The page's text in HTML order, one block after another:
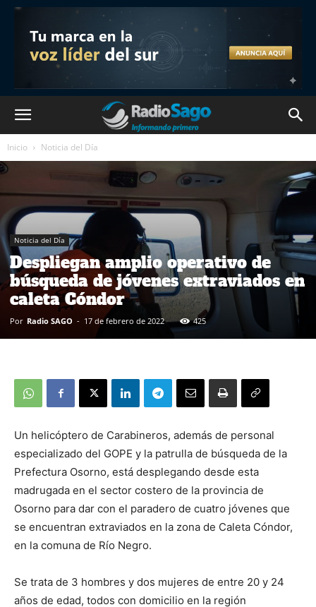
Inicio Noticia del Día
Noticia del Día
Despliegan amplio operativo de
búsqueda de jóvenes extraviados en
caleta Cóndor
Por Radio SAGO - 17 de febrero de 2022 425
Un helicóptero de Carabineros, además de personal
especializado del GOPE y la patrulla de búsqueda de la
Prefectura Osorno, está desplegando desde esta
madrugada en el sector costero de la provincia de
Osorno para dar con el paradero de cuatro jóvenes que
se encuentran extraviados en la zona de Caleta Cóndor,
en la comuna de Río Negro.
Se trata de 3 hombres y dos mujeres de entre 20 y 24
años de edad, todos con domicilio en la región